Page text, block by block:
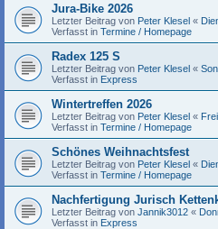
Jura-Bike 2026
Letzter Beitrag von Peter Klesel «
Verfasst in Termine / Homepage
Radex 125 S
Letzter Beitrag von Peter Klesel «
Verfasst in Express
Wintertreffen 2026
Letzter Beitrag von Peter Klesel «
Verfasst in Termine / Homepage
Schönes Weihnachtsfest
Letzter Beitrag von Peter Klesel «
Verfasst in Termine / Homepage
Nachfertigung Jurisch
Letzter Beitrag von Jannik3012 «
Verfasst in Express